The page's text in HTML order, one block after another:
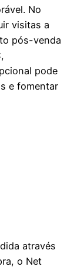
No
visitas a
pós-venda
pode
e fomentar
através
o Net